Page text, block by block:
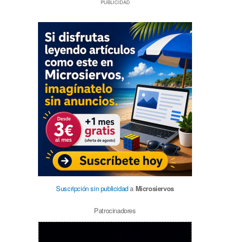
PUBLICIDAD
Suscripción sin publicidada Microsiervos
Patrocinadores